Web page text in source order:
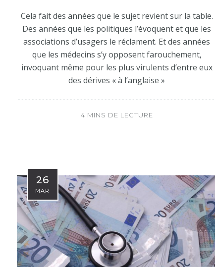
Cela fait des années que le sujet revient sur la table.
Des années que les politiques l’évoquent et que les
associations d’usagers le réclament. Et des années
que les médecins s’y opposent farouchement,
invoquant même pour les plus virulents d’entre eux
des dérives « à l’anglaise »
4 MINS DE LECTURE
26
MAR